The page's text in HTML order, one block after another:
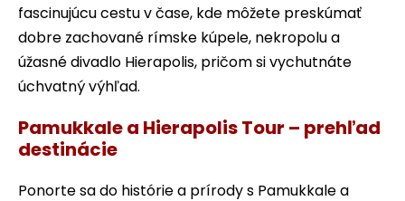
fascinujúcu cestu v čase, kde môžete preskúmať
dobre zachované rímske kúpele, nekropolu a
úžasné divadlo Hierapolis, pričom si vychutnáte
úchvatný výhľad.
Pamukkale a Hierapolis Tour – prehľad
destinácie
Ponorte sa do histórie a prírody s Pamukkale a